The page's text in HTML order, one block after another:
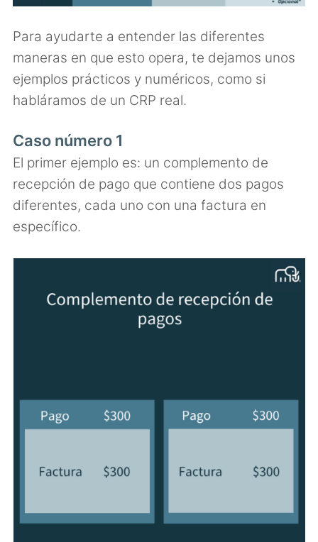
Para ayudarte a entender las diferentes
maneras en que esto opera, te dejamos unos
ejemplos prácticos y numéricos, como si
habláramos de un CRP real.
Caso número 1
El primer ejemplo es: un complemento de
recepción de pago que contiene dos pagos
diferentes, cada uno con una factura en
específico.